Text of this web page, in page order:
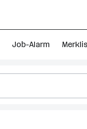
Job-Alarm